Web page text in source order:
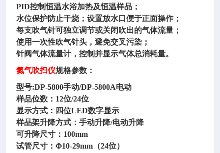
PID控制恒温水浴加热及恒温样品；
水位保护防止干烧；设置放水口便于正面操作；
每支吹气针可独立调节或关闭吹出的气体流量；
使用一次性吹气针头，避免交叉污染；
针阀气体流量计，控制并显示气体总消耗量。
氮气吹扫仪规格参数：
型号:DP-5800手动/DP-5800A电动
样品位数： 12位/24位
显示方式：四位LED数字显示
样品架升降方式：手动升降/电动升降
可升降尺寸： 100mm
试管尺寸：Φ10-29mm（24位）